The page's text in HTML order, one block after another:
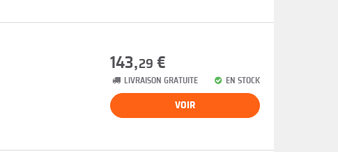
143,29 €
LIVRAISON GRATUITE EN STOCK
VOIR